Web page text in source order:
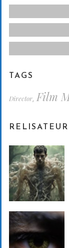
TAGS
Director,Film